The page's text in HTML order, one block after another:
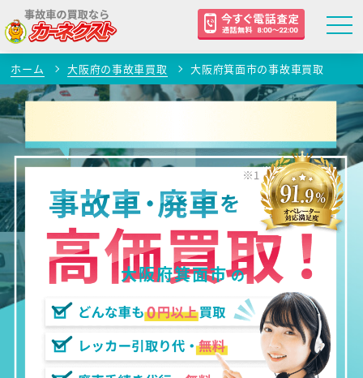
ホーム 大阪府の事故車買取 大阪府箕面市の事故車買取
大阪府箕面市の